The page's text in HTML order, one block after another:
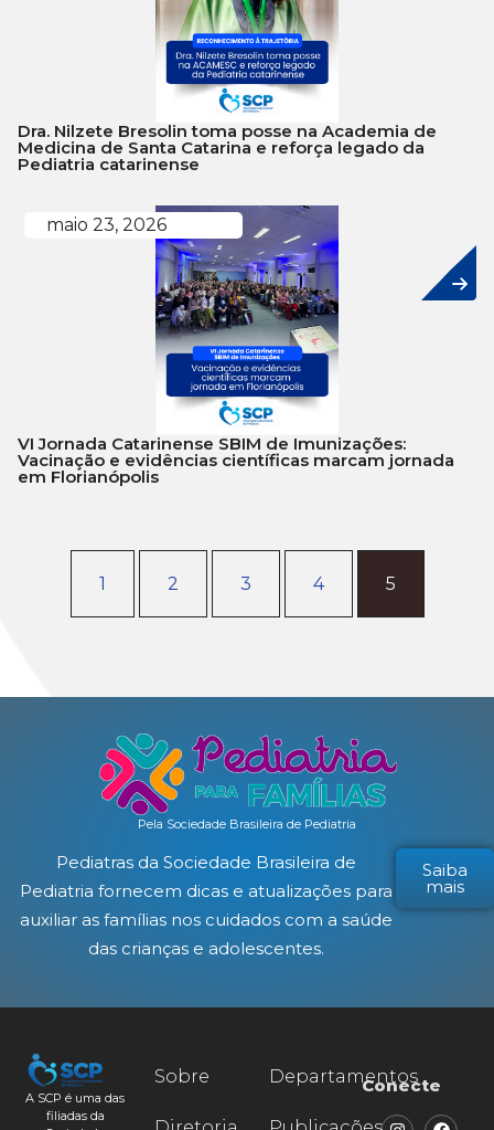
Dra. Nilzete Bresolin toma posse na Academia de
Medicina de Santa Catarina e reforça legado da
Pediatria catarinense
maio 23, 2026
VI Jornada Catarinense SBIM de Imunizações:
Vacinação e evidências científicas marcam jornada
em Florianópolis
1 2 3 4 5
Pela Sociedade Brasileira de Pediatria
Pediatras da Sociedade Brasileira de
Pediatria fornecem dicas e atualizações para
auxiliar as famílias nos cuidados com a saúde
das crianças e adolescentes.
Saiba
mais
A SCP é uma das
filiadas da
Sobre Departamentos
Conecte